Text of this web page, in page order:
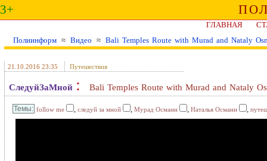
3+
ГЛАВНАЯ
Полиинформ ≈ Видео ≈ Bali Temples Route with Murad and Nataly
21.10.2016 23:35 Путешествия
СледуйЗаМной : Bali Temples Route with Murad and Nataly
follow me , следуй за мной , Мурад Османн , Наталья Османн ,